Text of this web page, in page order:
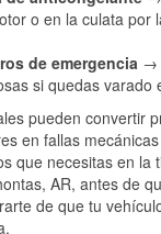
o en la culata por
de emergencia →
si quedas varado
pueden convertir
en fallas
que necesitas en la
AR, antes de
de que tu